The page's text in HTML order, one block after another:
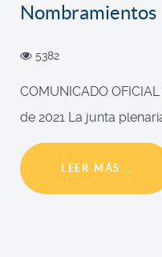
Nombramientos
5382
COMUNICADO
de 2021 La junta
LEER MÁS...